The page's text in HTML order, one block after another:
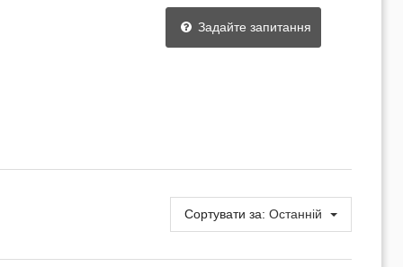
Задайте запитання
Сортувати за: Останній